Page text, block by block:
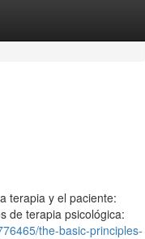
terapia y el paciente:
de terapia psicológica:
the-basic-principles-